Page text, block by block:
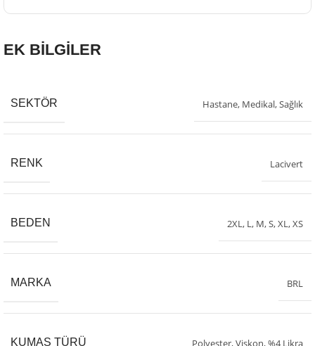
EK BİLGİLER
SEKTÖR Hastane, Medikal,Sağlık
RENK Lacivert
BEDEN 2XL, L, M,S,XL,XS
MARKA BRL
KUMAŞ TÜRÜ Polyester, Viskon, %4 Likra